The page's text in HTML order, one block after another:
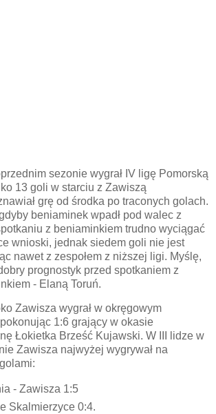
sezonie wygrał IV ligę Pomorską
13 goli w starciu z Zawiszą
grę od środka po traconych golach.
beniaminek wpadł pod walec z
z beniaminkiem trudno wyciągać
wnioski, jednak siedem goli nie jest
nawet z zespołem z niższej ligi. Myślę,
prognostyk przed spotkaniem z
- Elaną Toruń.
Zawisza wygrał w okręgowym
1:6 grający w okasie
Łokietka Brześć Kujawski. W III lidze w
Zawisza najwyżej wygrywał na
- Zawisza 1:5
Skalmierzyce 0:4.